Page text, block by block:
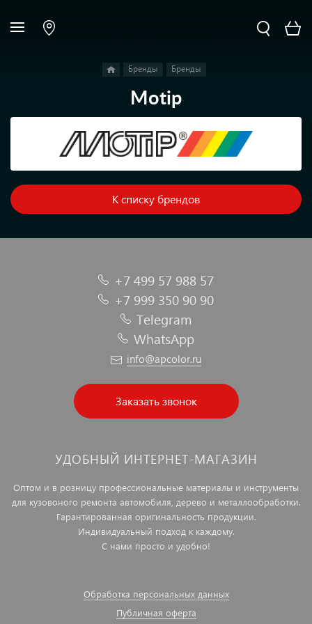
Бренды Бренды
Motip
К списку брендов
+7 499 57 988 57
+7 999 350 90 90
Telegram
WhatsApp
info@apcolor.ru
Заказать звонок
УДОБНЫЙ ИНТЕРНЕТ-МАГАЗИН
Оптом и в розницу профессиональные материалы и инструменты
для кузовоного ремонта автомобиля, дерево и металлообработки.
Гарантированная оригинальность продукции.
Индивидуальный подход к каждому.
С нами просто и удобно!
Обработка персональных данных
Публичная оферта